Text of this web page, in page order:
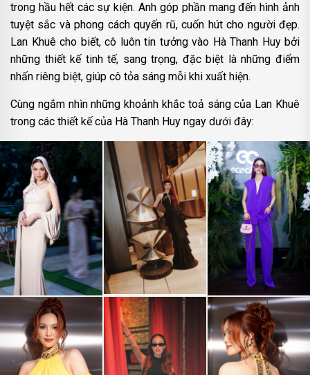
trong hầu hết các sự kiện. Anh góp phần mang đến hình ảnh
tuyệt sắc và phong cách quyến rũ, cuốn hút cho người đẹp.
Lan Khuê cho biết, cô luôn tin tưởng vào Hà Thanh Huy bởi
những thiết kế tinh tế, sang trọng, đặc biệt là những điểm
nhấn riêng biệt, giúp cô tỏa sáng mỗi khi xuất hiện.
Cùng ngắm nhìn những khoảnh khắc toả sáng của Lan Khuê
trong các thiết kế của Hà Thanh Huy ngay dưới đây: